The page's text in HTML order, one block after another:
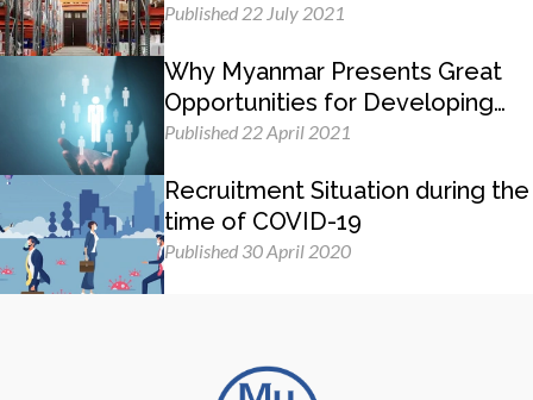
Published 22 July 2021
Why Myanmar Presents Great
Opportunities for Developing
Management Skills
Published 22 April 2021
Recruitment Situation during the
time of COVID-19
Published 30 April 2020